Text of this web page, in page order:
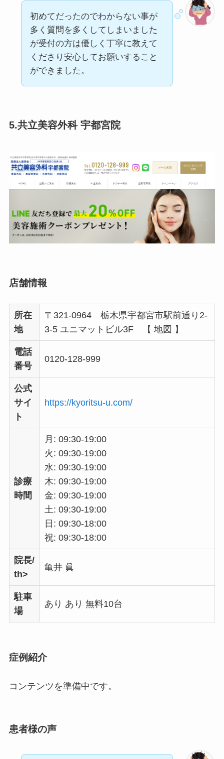
初めてだったのでわからない事が
多く質問を多くしてしまいました
が受付の方は優しく丁寧に教えて
くださり安心してお願いすること
ができました。
5.共立美容外科 宇都宮院
店舗情報
所在
地
〒321-0964 栃木県宇都宮市駅前通り2-
3-5 ユニマットビル3F 【 地図 】
電話
番号
0120-128-999
公式
サイ
ト
https://kyoritsu-u.com/
診療
時間
月: 09:30-19:00
火: 09:30-19:00
水: 09:30-19:00
木: 09:30-19:00
金: 09:30-19:00
土: 09:30-19:00
日: 09:30-18:00
祝: 09:30-18:00
院長/
th>
亀井 眞
駐車
場
あり あり 無料10台
症例紹介
コンテンツを準備中です。
患者様の声